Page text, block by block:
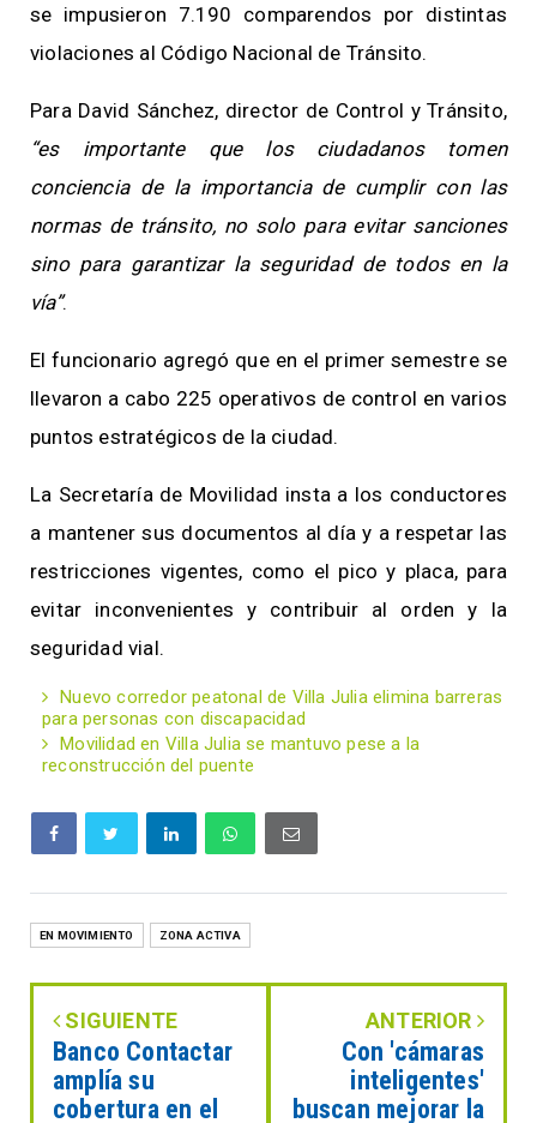
se impusieron 7.190 comparendos por distintas
violaciones al Código Nacional de Tránsito.
Para David Sánchez, director de Control y Tránsito,
“es importante que los ciudadanos tomen
conciencia de la importancia de cumplir con las
normas de tránsito, no solo para evitar sanciones
sino para garantizar la seguridad de todos en la
vía”.
El funcionario agregó que en el primer semestre se
llevaron a cabo 225 operativos de control en varios
puntos estratégicos de la ciudad.
La Secretaría de Movilidad insta a los conductores
a mantener sus documentos al día y a respetar las
restricciones vigentes, como el pico y placa, para
evitar inconvenientes y contribuir al orden y la
seguridad vial.
Nuevo corredor peatonal de Villa Julia elimina barreras
para personas con discapacidad
Movilidad en Villa Julia se mantuvo pese a la
reconstrucción del puente
EN MOVIMIENTO ZONA ACTIVA
SIGUIENTE
Banco Contactar
amplía su
cobertura en el
ANTERIOR
Con 'cámaras
inteligentes'
buscan mejorar la